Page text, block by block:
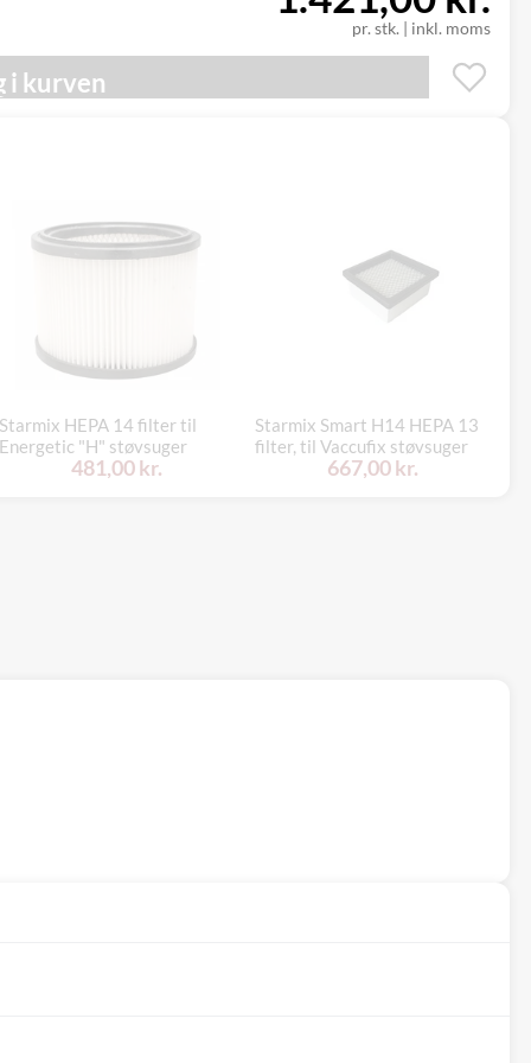
pr. stk. | inkl. moms
i kurven
Starmix HEPA 14 filter til
Energetic "H" støvsuger
481,00 kr.
Starmix Smart H14 HEPA 13
filter, til Vaccufix støvsuger
667,00 kr.